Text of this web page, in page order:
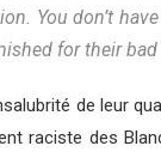
You don’t
for their
de leur
raciste des